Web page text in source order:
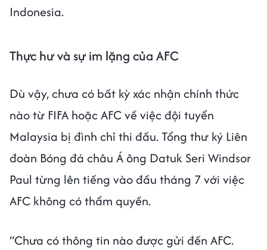
Indonesia.
Thực hư và sự im lặng của AFC
Dù vậy, chưa có bất kỳ xác nhận chính thức
nào từ FIFA hoặc AFC về việc đội tuyển
Malaysia bị đình chỉ thi đấu. Tổng thư ký Liên
đoàn Bóng đá châu Á ông Datuk Seri Windsor
Paul từng lên tiếng vào đầu tháng 7 với việc
AFC không có thẩm quyền.
“Chưa có thông tin nào được gửi đến AFC.